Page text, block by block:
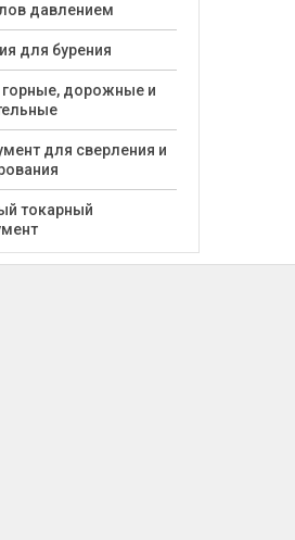
давлением
для бурения
горные, дорожные и
для сверления и
токарный